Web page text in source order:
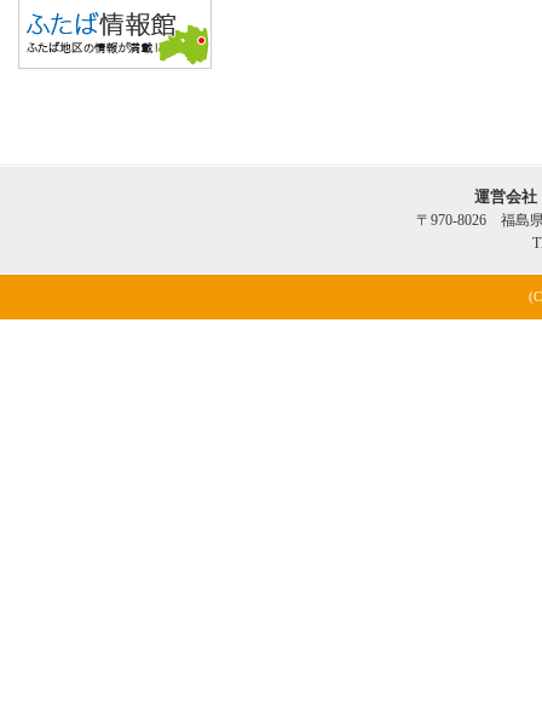
運営会
〒970-8026 福島